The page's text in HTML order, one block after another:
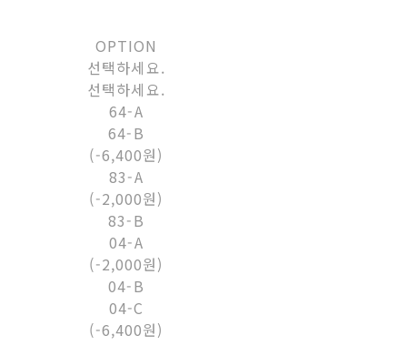
OPTION
선택하세요.
선택하세요.
64-A
64-B
(-6,400원)
83-A
(-2,000원)
83-B
04-A
(-2,000원)
04-B
04-C
(-6,400원)